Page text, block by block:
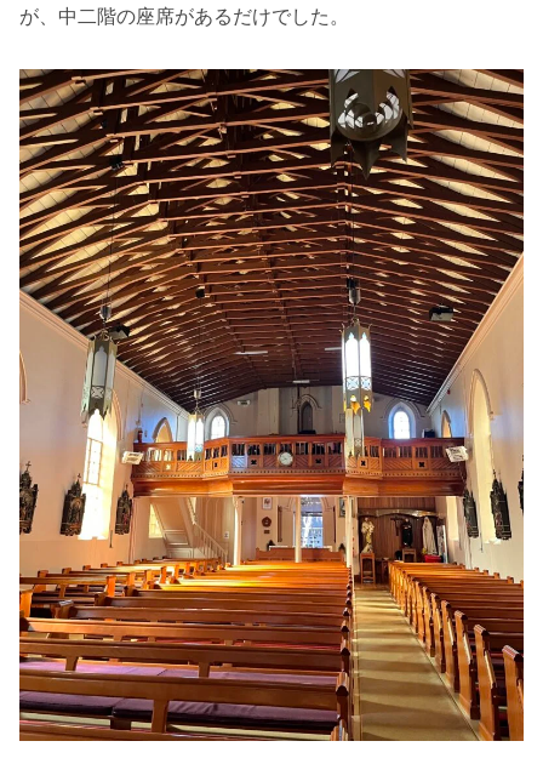
が、中二階の座席があるだけでした。